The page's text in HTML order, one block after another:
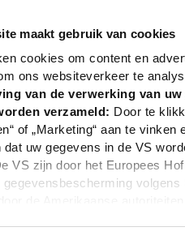
maakt gebruik van cookies
cookies om content en
ons websiteverkeer te
van de verwerking van
verzameld: Door te
of „Marketing“ aan te
dat uw gegevens in de VS
VS zijn door het Europees
gegevensbescherming